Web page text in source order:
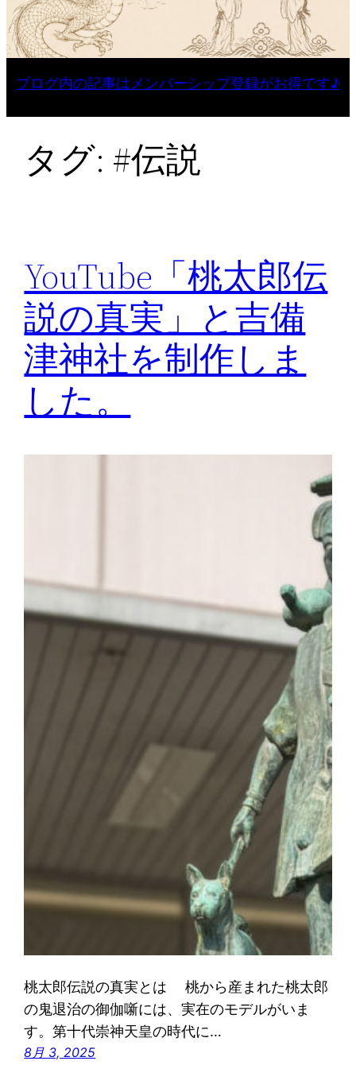
ブログ内の記事はメンバーシップ登録がお得です♪
タグ: #伝説
YouTube「桃太郎伝
説の真実」と吉備
津神社を制作しま
した。
桃太郎伝説の真実とは 桃から産まれた桃太郎
の鬼退治の御伽噺には、実在のモデルがいま
す。第十代崇神天皇の時代に…
8月 3, 2025